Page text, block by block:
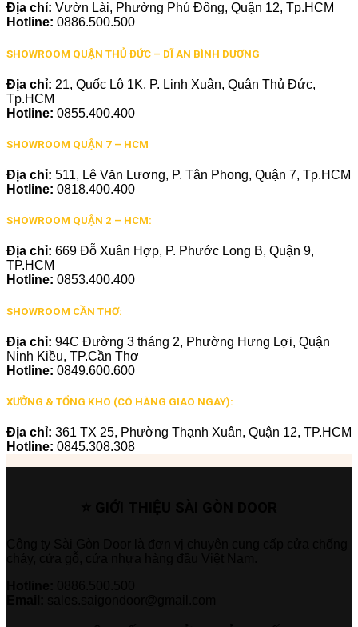
Địa chỉ: Vườn Lài, Phường Phú Đông, Quận 12, Tp.HCM
Hotline: 0886.500.500
SHOWROOM QUẬN THỦ ĐỨC – DĨ AN BÌNH DƯƠNG
Địa chỉ: 21, Quốc Lộ 1K, P. Linh Xuân, Quận Thủ Đức,
Tp.HCM
Hotline: 0855.400.400
SHOWROOM QUẬN 7 – HCM
Địa chỉ: 511, Lê Văn Lương, P. Tân Phong, Quận 7, Tp.HCM
Hotline: 0818.400.400
SHOWROOM QUẬN 2 – HCM:
Địa chỉ: 669 Đỗ Xuân Hợp, P. Phước Long B, Quận 9,
TP.HCM
Hotline: 0853.400.400
SHOWROOM CẦN THƠ:
Địa chỉ: 94C Đường 3 tháng 2, Phường Hưng Lợi, Quận
Ninh Kiều, TP.Cần Thơ
Hotline: 0849.600.600
XƯỞNG & TỔNG KHO (CÓ HÀNG GIAO NGAY):
Địa chỉ: 361 TX 25, Phường Thạnh Xuân, Quận 12, TP.HCM
Hotline: 0845.308.308